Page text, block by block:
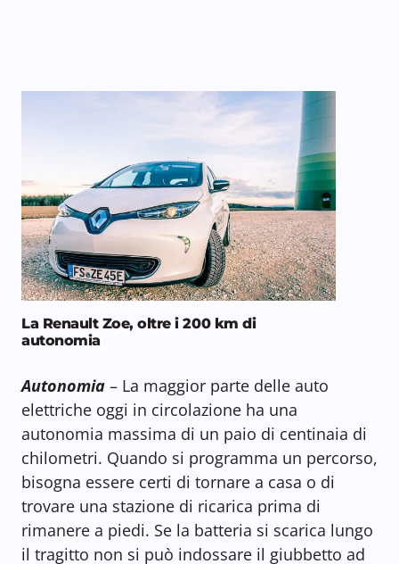
La Renault Zoe, oltre i 200 km di
autonomia
Autonomia – La maggior parte delle auto
elettriche oggi in circolazione ha una
autonomia massima di un paio di centinaia di
chilometri. Quando si programma un percorso,
bisogna essere certi di tornare a casa o di
trovare una stazione di ricarica prima di
rimanere a piedi. Se la batteria si scarica lungo
il tragitto non si può indossare il giubbetto ad